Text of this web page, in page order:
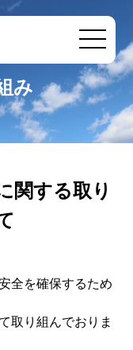
み
関する取り
全を確保するため
取り組んでおりま